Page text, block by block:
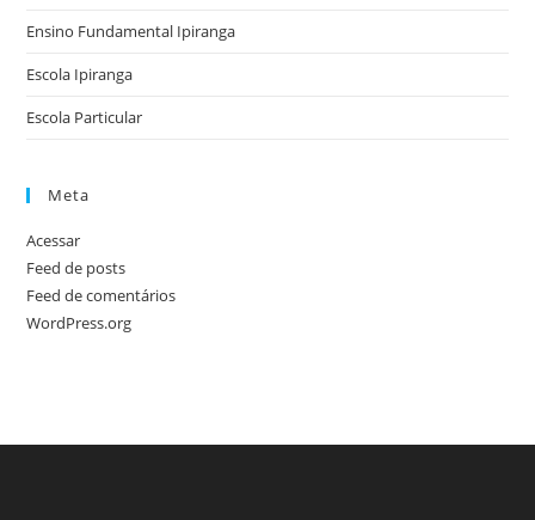
Ensino Fundamental Ipiranga
Escola Ipiranga
Escola Particular
Meta
Acessar
Feed de posts
Feed de comentários
WordPress.org